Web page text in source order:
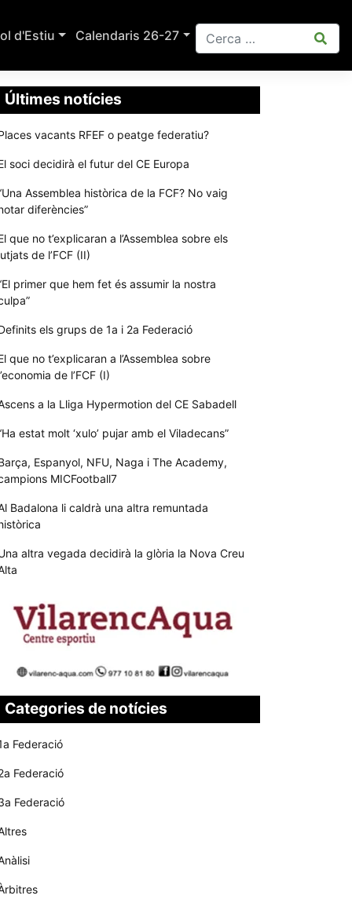
d'Estiu Calendaris 26-27
Últimes notícies
vacants RFEF o peatge federatiu?
soci decidirà el futur del CE Europa
Assemblea històrica de la FCF? No vaig
diferències”
que no t’explicaran a l’Assemblea sobre els
de l’FCF (II)
primer que hem fet és assumir la nostra
els grups de 1a i 2a Federació
que no t’explicaran a l’Assemblea sobre
de l’FCF (I)
a la Lliga Hypermotion del CE Sabadell
estat molt ‘xulo’ pujar amb el Viladecans”
Espanyol, NFU, Naga i The Academy,
MICFootball7
Badalona li caldrà una altra remuntada
altra vegada decidirà la glòria la Nova Creu
Categories de notícies
Federació
Federació
Federació